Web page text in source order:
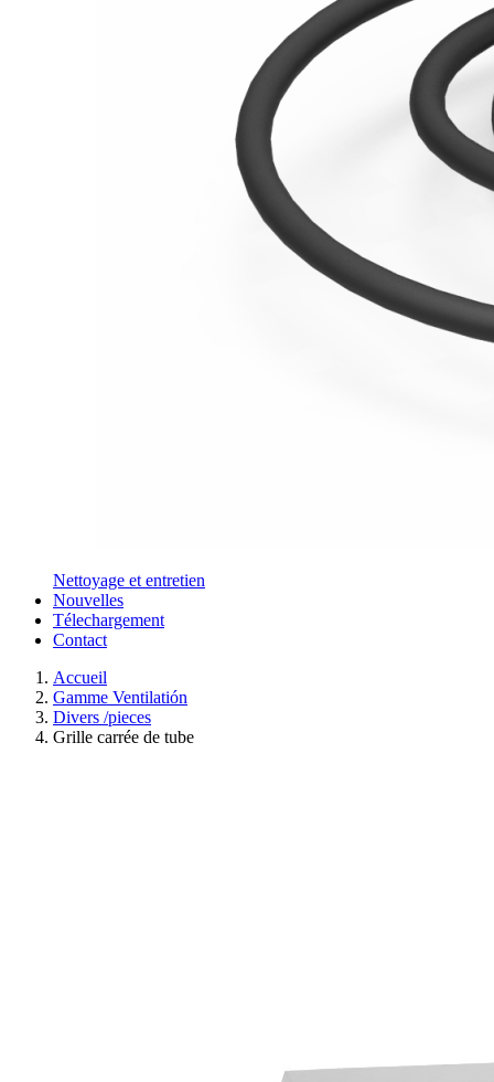
Nettoyage et entretien
Nouvelles
Télechargement
Contact
Accueil
Gamme Ventilatión
Divers /pieces
Grille carrée de tube